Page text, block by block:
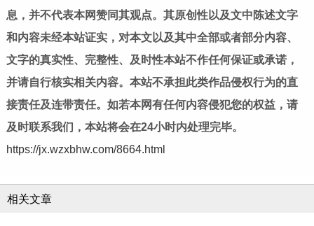
息，并不代表本网赞同其观点。其原创性以及文中陈述文字
和内容未经本站证实，对本文以及其中全部或者部分内容、
文字的真实性、完整性、及时性本站不作任何保证或承诺，
并请自行核实相关内容。本站不承担此类作品侵权行为的直
接责任及连带责任。如若本网有任何内容侵犯您的权益，请
及时联系我们，本站将会在24小时内处理完毕。
https://jx.wzxbhw.com/8664.html
相关文章